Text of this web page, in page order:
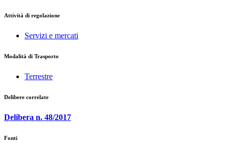
Attività di regolazione
Servizi e mercati
Modalità di Trasporto
Terrestre
Delibere correlate
Delibera n. 48/2017
Fonti